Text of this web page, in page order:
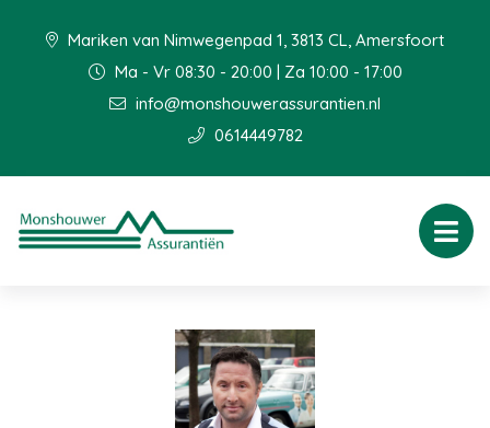
Mariken van Nimwegenpad 1, 3813 CL, Amersfoort
Ma - Vr 08:30 - 20:00 | Za 10:00 - 17:00
info@monshouwerassurantien.nl
0614449782